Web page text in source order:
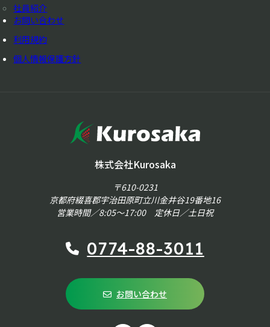
社員紹介
お問い合わせ
利用規約
個人情報保護方針
株式会社Kurosaka
〒610-0231
京都府綴喜郡宇治田原町立川金井谷19番地16
営業時間／8:05～17:00 定休日／土日祝
0774-88-3011
お問い合わせ